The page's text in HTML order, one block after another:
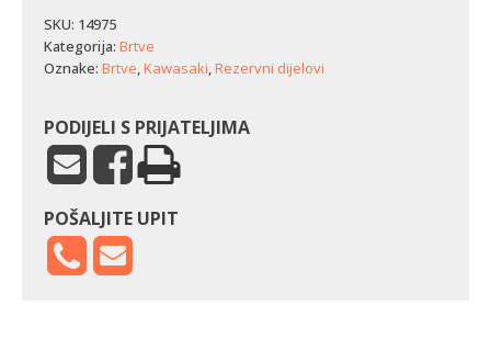
Kawasaki
SBC
653
SKU: 14975
Kategorija: Brtve
Oznake: Brtve,Kawasaki,Rezervni dijelovi
PODIJELI S PRIJATELJIMA
POŠALJITE UPIT